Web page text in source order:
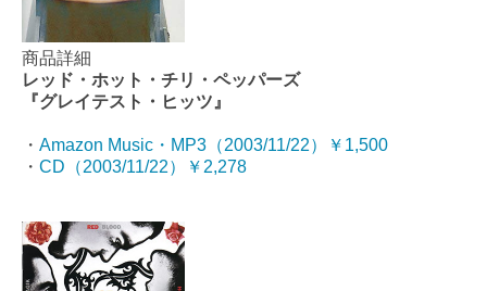
商品詳細
レッド・ホット・チリ・ペッパーズ
『グレイテスト・ヒッツ』
・ Amazon Music・MP3（2003/11/22）￥1,500
・ CD（2003/11/22）￥2,278